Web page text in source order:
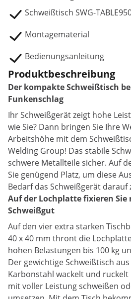
Schweißtisch SWG-
Montagematerial
Bedienungsanleitung
Produktbeschreibung
Der kompakte Schweißtisch
Funkenschlag
Ihr Schweißgerät zeigt hohe
wie Sie? Dann bringen Sie Ihre
Arbeitshöhe mit dem
Welding Group! Das stabile
schwere Metallteile sicher. Auf
Sie genügend Platz, um diese
Bedarf das Schweißgerät darauf
Auf der Lochplatte fixieren Sie
Schweißgut
Auf den vier extra starken
40 x 40 mm thront die
hohen Belastungen bis 100 kg
Der gewichtige Schweißtisch
Karbonstahl wackelt und ruckelt
mit voller Leistung schweißen